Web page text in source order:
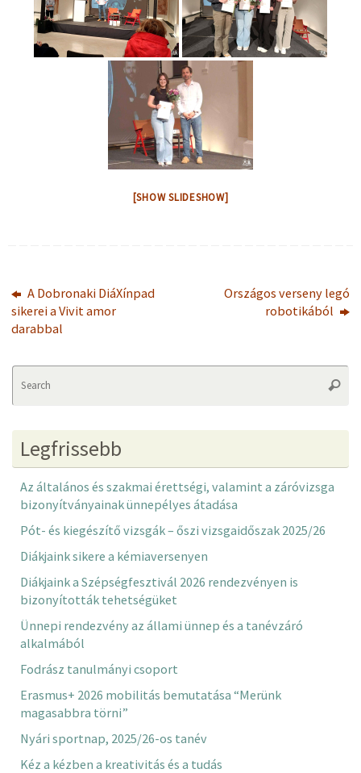
[SHOW SLIDESHOW]
A Dobronaki DiáXínpad
sikerei a Vivit amor
darabbal
Országos verseny legó
robotikából
Legfrissebb
Az általános és szakmai érettségi, valamint a záróvizsga
bizonyítványainak ünnepélyes átadása
Pót- és kiegészítő vizsgák – őszi vizsgaidőszak 2025/26
Diákjaink sikere a kémiaversenyen
Diákjaink a Szépségfesztivál 2026 rendezvényen is
bizonyították tehetségüket
Ünnepi rendezvény az állami ünnep és a tanévzáró
alkalmából
Fodrász tanulmányi csoport
Erasmus+ 2026 mobilitás bemutatása “Merünk
magasabbra törni”
Nyári sportnap, 2025/26-os tanév
Kéz a kézben a kreativitás és a tudás